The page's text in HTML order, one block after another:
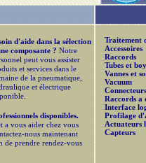
d'aide dans la sélection
composante ? Notre
peut vous assister
et services dans le
de la pneumatique,
et électrique
disponibles.
a vous aider chez vous
nous maintenant
de prendre rendez-vous
Traitement
Accessoires
Raccords
Tubes et
Vannes et
Vacuum
Raccords a
Interface
Profilage
Actuateurs
Capteurs